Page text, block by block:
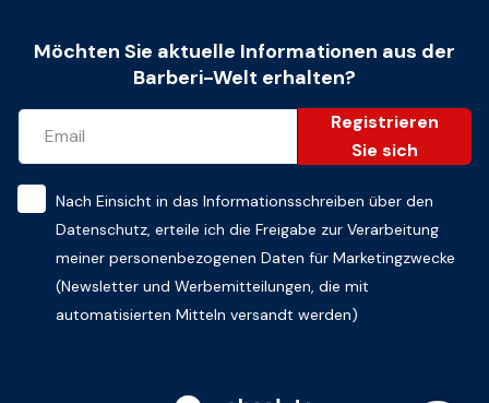
Möchten Sie aktuelle Informationen aus der
Barberi-Welt erhalten?
Registrieren
Sie sich
Nach Einsicht in das Informationsschreiben über den
Datenschutz, erteile ich die Freigabe zur Verarbeitung
meiner personenbezogenen Daten für Marketingzwecke
(Newsletter und Werbemitteilungen, die mit
automatisierten Mitteln versandt werden)